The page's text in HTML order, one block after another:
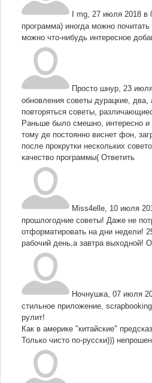
I mg, 27 июля 2018 в
программа) иногда можно
можно что-нибудь интересное
Просто шнур, 23
обновления советы дурацкие, два,
повторяться советы,
Раньше было смешно, интересно и
тому де постоянно виснет фон,
после прокрутки нескольких
качество программы( Ответить
Miss4elle, 10 июля
прошлогодние советы! Даже не
отформатировать на дни недели!
рабочий день,а завтра выходной!
Ночнушка, 07 июля
стильное приложение,
рулит!
Как в америке "китайские"
Только чисто по-русски)))